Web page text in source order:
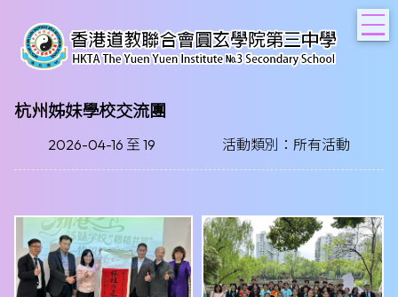
杭州姊妹學校交流團
2026-04-16 至 19 活動類別：所有活動